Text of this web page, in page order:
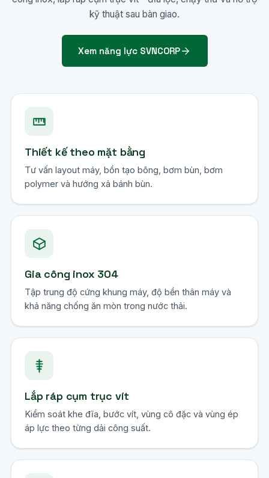
kỹ thuật sau bàn giao.
Xem năng lực SVNCORP
Thiết kế theo mặt bằng
Tư vấn layout máy, bồn tạo bông, bơm bùn, bơm
polymer và hướng xả bánh bùn.
Gia công inox 304
Tập trung độ cứng khung máy, độ bền thân máy và
khả năng chống ăn mòn trong nước thải.
Lắp ráp cụm trục vít
Kiểm soát khe đĩa, bước vít, vùng cô đặc và vùng ép
áp lực theo từng dải công suất.